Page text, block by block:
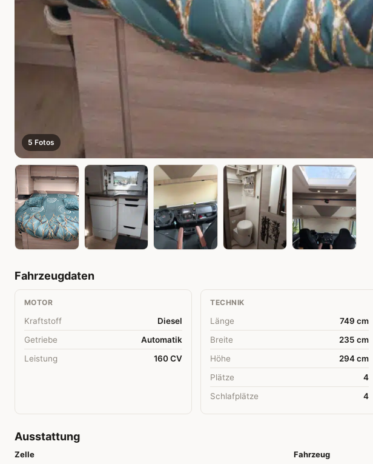
5 Fotos
Fahrzeugdaten
MOTOR
Kraftstoff
Diesel
Getriebe
Automatik
Leistung
160 CV
TECHNIK
Länge
749 cm
Breite
235 cm
Höhe
294 cm
Plätze
4
Schlafplätze
4
Ausstattung
Zelle
Fahrzeug